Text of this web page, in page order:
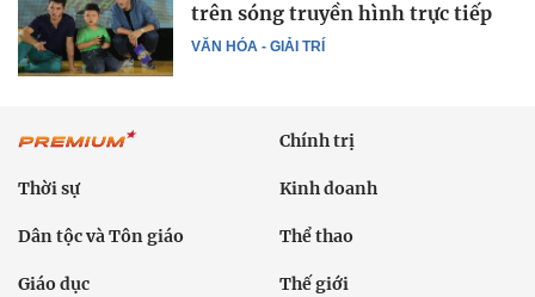
VĂN HÓA - GIẢI TRÍ
trên sóng truyền hình trực tiếp
Chính trị
Thời sự Kinh doanh
Dân tộc và Tôn giáo Thể thao
Giáo dục Thế giới